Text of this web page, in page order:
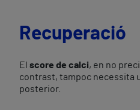
Recuperació
El score de calci, en no
contrast, tampoc necessita
posterior.